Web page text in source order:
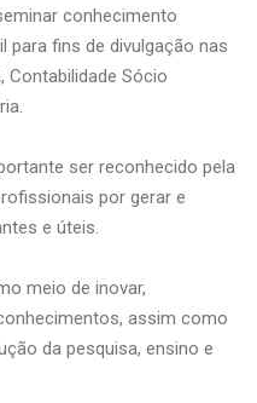
conhecimento
fins de divulgação nas
Contabilidade Sócio
ser reconhecido pela
por gerar e
e úteis.
meio de inovar,
assim como
da pesquisa, ensino e